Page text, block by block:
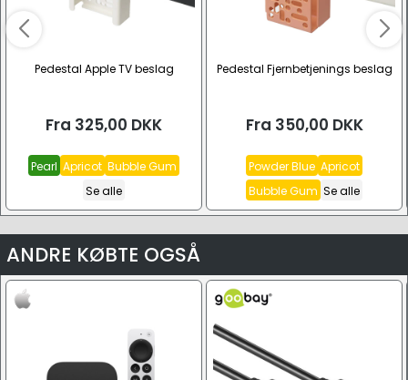
Pedestal Apple TV beslag
Fra 325,00 DKK
Pearl Apricot Bubble Gum
Se alle
Pedestal Fjernbetjenings beslag
Fra 350,00 DKK
Powder Blue Apricot
Bubble Gum Se alle
ANDRE KØBTE OGSÅ